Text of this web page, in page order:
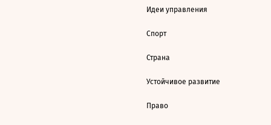
Идеи управления
Спорт
Страна
Устойчивое развитие
Право